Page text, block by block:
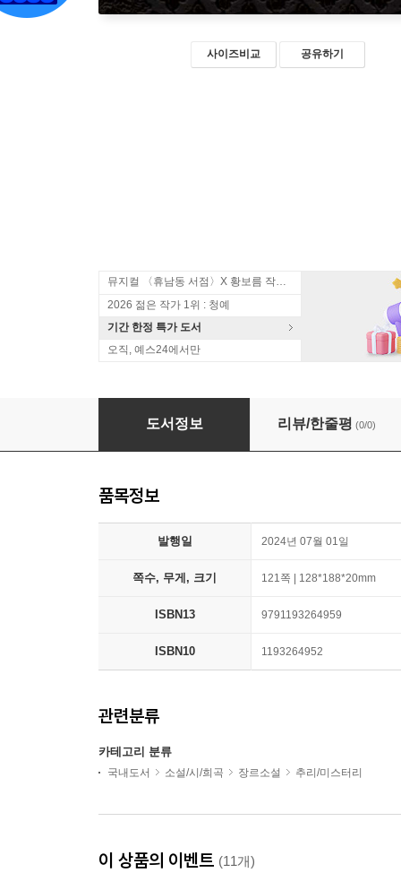
사이즈비교 공유하기
뮤지컬 〈휴남동 서점〉X 황보름 작가 북토크
2026 젊은 작가 1위 : 청예
기간 한정 특가 도서
오직, 예스24에서만
브램 스토커 고딕 호러 단편선 : 쥐들의 장례식,
도서정보 리뷰/한줄평 (0/0)
품목정보
발행일 2024년 07월 01일
쪽수, 무게, 크기 121쪽 | 128*188*20mm
ISBN13 9791193264959
ISBN10 1193264952
관련분류
카테고리 분류
국내도서 소설/시/희곡 장르소설 추리/미스터리
이 상품의 이벤트 (11개)